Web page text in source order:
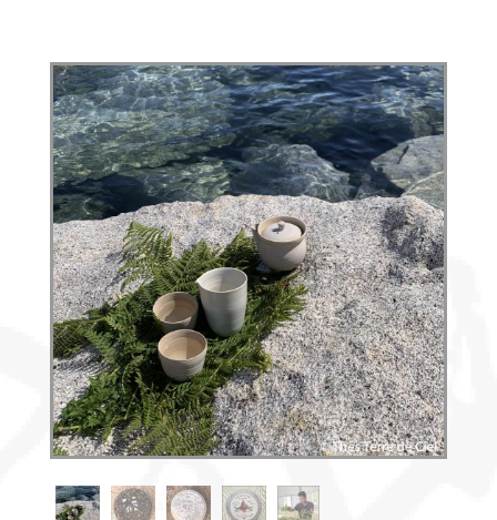
nous ?
Découvrir
le thé
Pu'Erh
Comment
infuser
votre thé
Contactez-
nous !